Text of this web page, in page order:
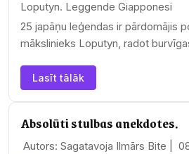
Loputyn. Leggende Giapponesi
25 japāņu leģendas ir pārdomājis
mākslinieks Loputyn, radot
Lasīt tālāk
Absolūti stulbas anekdotes.
Autors: Sagatavoja Ilmārs Bite |